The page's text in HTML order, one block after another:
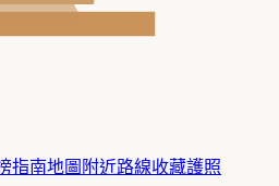
指南地圖 附近路線收藏護照